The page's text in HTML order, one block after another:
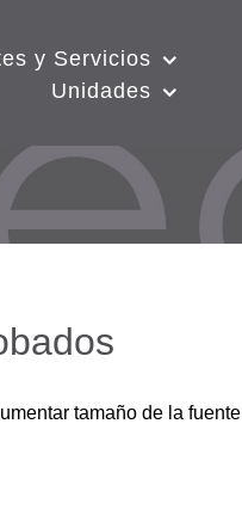
y Servicios
Unidades
tamaño de la fuente